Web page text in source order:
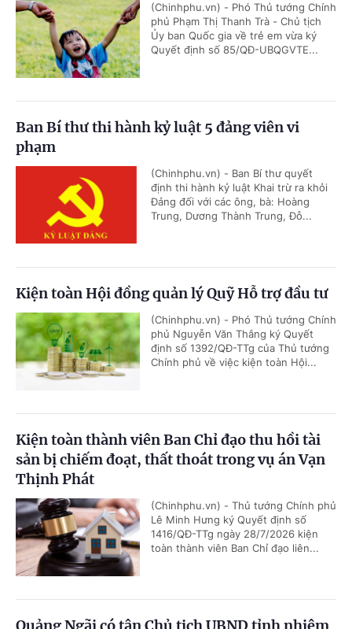
(Chinhphu.vn) - Phó Thủ tướng Chính
phủ Phạm Thị Thanh Trà - Chủ tịch
Ủy ban Quốc gia về trẻ em vừa ký
Quyết định số 85/QĐ-UBQGVTE...
Ban Bí thư thi hành kỷ luật 5 đảng viên vi
phạm
(Chinhphu.vn) - Ban Bí thư quyết
định thi hành kỷ luật Khai trừ ra khỏi
Đảng đối với các ông, bà: Hoàng
Trung, Dương Thành Trung, Đỗ...
Kiện toàn Hội đồng quản lý Quỹ Hỗ trợ đầu tư
(Chinhphu.vn) - Phó Thủ tướng Chính
phủ Nguyễn Văn Thắng ký Quyết
định số 1392/QĐ-TTg của Thủ tướng
Chính phủ về việc kiện toàn Hội...
Kiện toàn thành viên Ban Chỉ đạo thu hồi tài
sản bị chiếm đoạt, thất thoát trong vụ án Vạn
Thịnh Phát
(Chinhphu.vn) - Thủ tướng Chính phủ
Lê Minh Hưng ký Quyết định số
1416/QĐ-TTg ngày 28/7/2026 kiện
toàn thành viên Ban Chỉ đạo liên...